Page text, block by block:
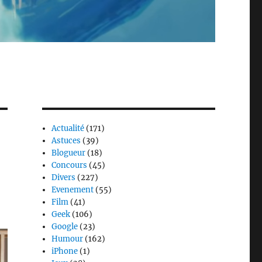
Actualité (171)
Astuces (39)
Blogueur (18)
Concours (45)
Divers (227)
Evenement (55)
Film (41)
Geek (106)
Google (23)
Humour (162)
iPhone (1)